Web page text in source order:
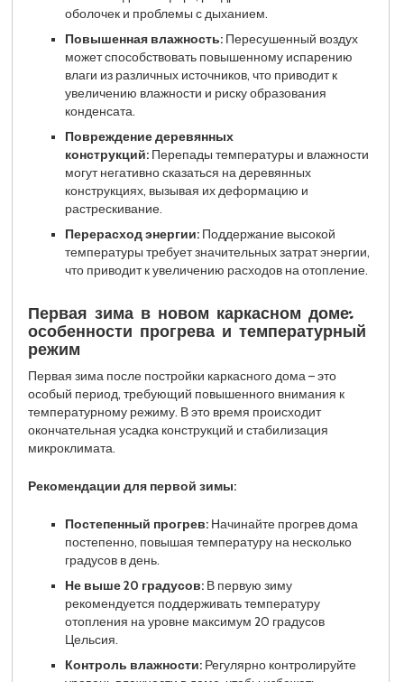
оболочек и проблемы с дыханием.
Повышенная влажность:Пересушенный воздух
может способствовать повышенному испарению
влаги из различных источников, что приводит к
увеличению влажности и риску образования
конденсата.
Повреждение деревянных
конструкций:Перепады температуры и влажности
могут негативно сказаться на деревянных
конструкциях, вызывая их деформацию и
растрескивание.
Перерасход энергии:Поддержание высокой
температуры требует значительных затрат энергии,
что приводит к увеличению расходов на отопление.
Первая зима в новом каркасном доме:
особенности прогрева и температурный
режим
Первая зима после постройки каркасного дома – это
особый период, требующий повышенного внимания к
температурному режиму. В это время происходит
окончательная усадка конструкций и стабилизация
микроклимата.
Рекомендации для первой зимы:
Постепенный прогрев:Начинайте прогрев дома
постепенно, повышая температуру на несколько
градусов в день.
Не выше 20 градусов:В первую зиму
рекомендуется поддерживать температуру
отопления на уровне максимум 20 градусов
Цельсия.
Контроль влажности:Регулярно контролируйте